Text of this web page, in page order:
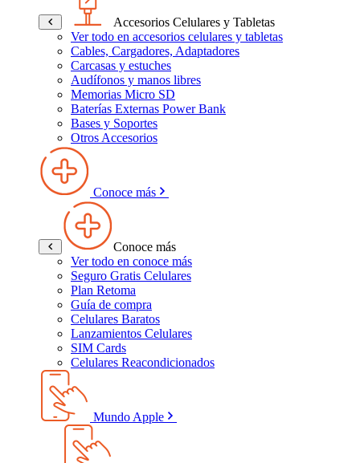
Accesorios Celulares y Tabletas
Ver todo en accesorios celulares y tabletas
Cables, Cargadores, Adaptadores
Carcasas y estuches
Audífonos y manos libres
Memorias Micro SD
Baterías Externas Power Bank
Bases y Soportes
Otros Accesorios
Conoce más
Conoce más
Ver todo en conoce más
Seguro Gratis Celulares
Plan Retoma
Guía de compra
Celulares Baratos
Lanzamientos Celulares
SIM Cards
Celulares Reacondicionados
Mundo Apple